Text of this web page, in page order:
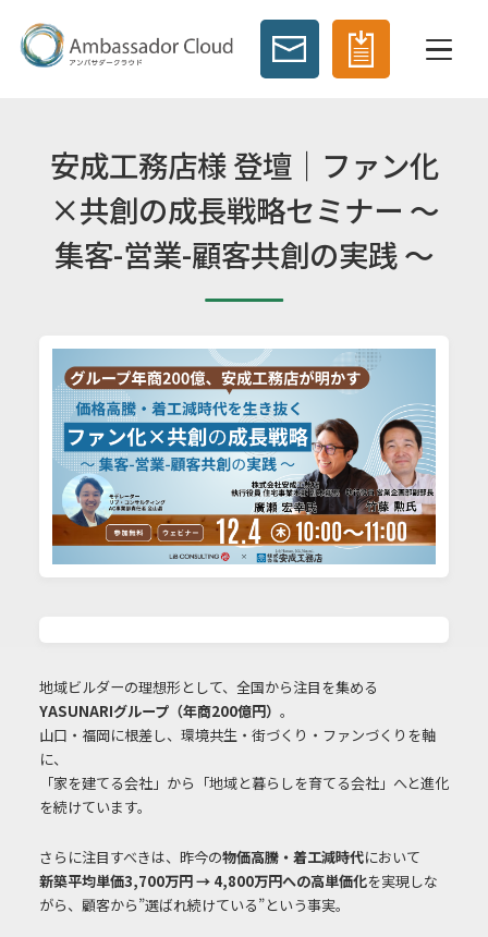
安成工務店様 登壇｜ファン化
×共創の成長戦略セミナー ～
集客-営業-顧客共創の実践 ～
地域ビルダーの理想形として、全国から注目を集める
YASUNARIグループ（年商200億円） 。
山口・福岡に根差し、環境共生・街づくり・ファンづくりを軸
に、
「家を建てる会社」から「地域と暮らしを育てる会社」へと進化
を続けています。
さらに注目すべきは、昨今の物価高騰・着工減時代において
新築平均単価3,700万円 → 4,800万円への高単価化を実現しな
がら、顧客から”選ばれ続けている”という事実。